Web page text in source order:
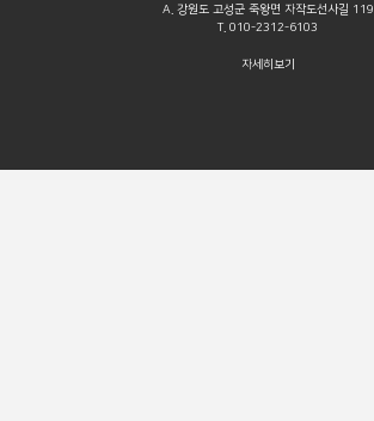
A. 강원도 고성군 죽왕면 자작도선사길 119
T. 010-2312-6103
자세히보기